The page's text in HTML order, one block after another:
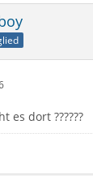
es dort ??????